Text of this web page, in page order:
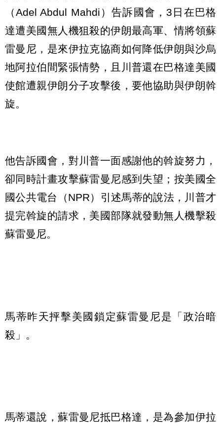
（Adel Abdul Mahdi）告訴國會，3日在巴格
達遭美國無人機狙殺的伊朗最高軍、情將領蘇
雷曼尼，是來伊拉克協商如何降低伊朗與沙烏
地阿拉伯間緊張情勢，且川普還在巴格達美國
使館遭親伊朗分子攻擊後，要他協助與伊朗斡
旋。
他告訴國會，對川普一面感謝他的斡旋努力，
卻同時計畫攻擊蘇雷曼尼感到失望；按美國全
國公共電台（NPR）引述馬蒂的說法，川普才
提完斡旋的請求，美國部隊就發動無人機擊殺
蘇雷曼尼。
馬蒂昨天抨擊美國鎖定蘇雷曼尼是「政治暗
殺」。
馬蒂還說，蘇雷曼尼抵巴格達，是為參加伊拉